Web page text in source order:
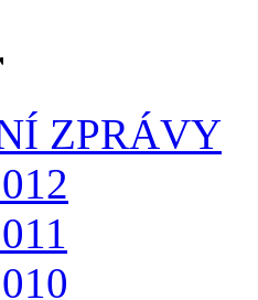
ZPRÁVY